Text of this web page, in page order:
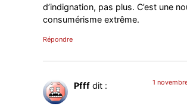
d’indignation, pas plus. C’est une
consumérisme extrême.
Répondre
Pfff dit : 1